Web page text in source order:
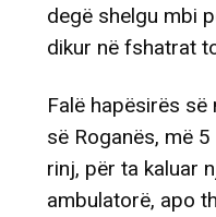
degë shelgu mbi
dikur në fshatrat
Falë hapësirës
së Roganës, më
rinj, për ta kaluar
ambulatorë, apo